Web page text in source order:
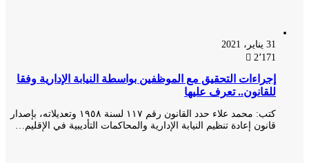
2٬171
إجراءات التحقيق مع الموظفين بواسطة النيابة الإدارية وفقا
للقانون.. تعرف عليها
كتب: محمد علاء حدد القانون رقم ١١٧ لسنة ١٩٥٨ وتعديلاته، بإصدار
قانون إعادة تنظيم النيابة الإدارية والمحاكمات التأديبية في الإقليم…